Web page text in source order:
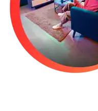
Kelebihan:Paket
menginginkan
(streaming & TV)
Paket Dynamic IP